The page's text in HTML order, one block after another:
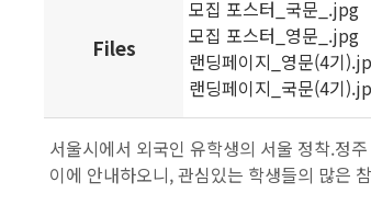
Files
모집 포스터_국문_.jpg
모집 포스터_영문_.jpg
랜딩페이지_영문(4기
랜딩페이지_국문(4기
서울시에서 외국인 유학생의 서울 정착.정
이에 안내하오니, 관심있는 학생들의 많은